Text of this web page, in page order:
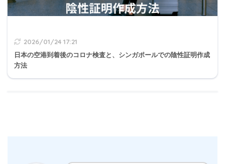
2026/01/24 17:21
日本の空港到着後のコロナ検査と、シンガポールでの陰性証明作成
方法